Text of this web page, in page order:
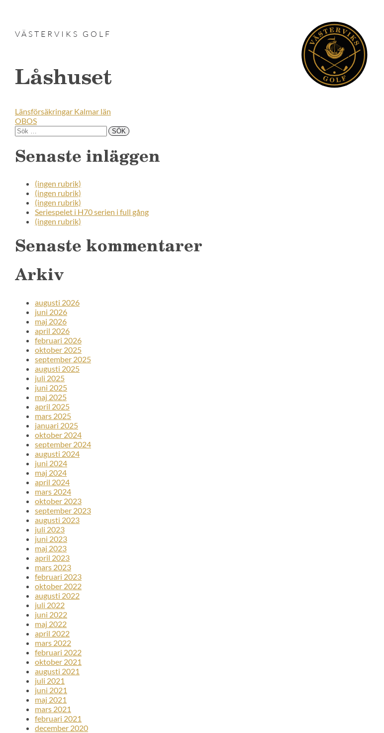
VÄSTERVIKS GOLF
Låshuset
Länsförsäkringar Kalmar län
OBOS
Senaste inläggen
(ingen rubrik)
(ingen rubrik)
(ingen rubrik)
Seriespelet i H70 serien i full gång
(ingen rubrik)
Senaste kommentarer
Arkiv
augusti 2026
juni 2026
maj 2026
april 2026
februari 2026
oktober 2025
september 2025
augusti 2025
juli 2025
juni 2025
maj 2025
april 2025
mars 2025
januari 2025
oktober 2024
september 2024
augusti 2024
juni 2024
maj 2024
april 2024
mars 2024
oktober 2023
september 2023
augusti 2023
juli 2023
juni 2023
maj 2023
april 2023
mars 2023
februari 2023
oktober 2022
augusti 2022
juli 2022
juni 2022
maj 2022
april 2022
mars 2022
februari 2022
oktober 2021
augusti 2021
juli 2021
juni 2021
maj 2021
mars 2021
februari 2021
december 2020